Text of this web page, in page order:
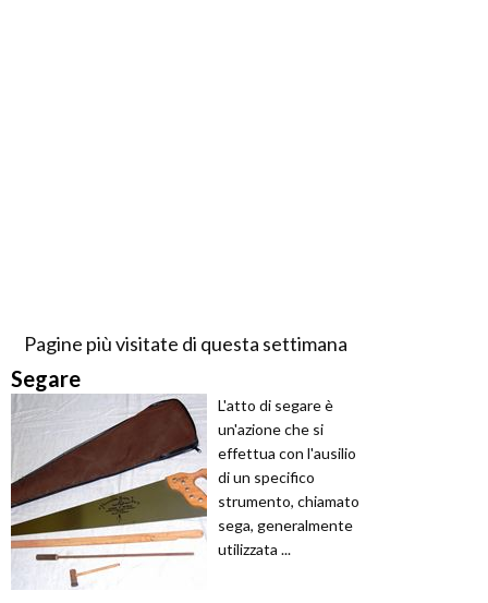
Pagine più visitate di questa settimana
Segare
L'atto di segare è
un'azione che si
effettua con l'ausilio
di un specifico
strumento, chiamato
sega, generalmente
utilizzata ...